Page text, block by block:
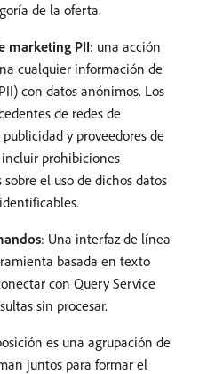
de la oferta.
marketing PII: una acción
cualquier información de
con datos anónimos. Los
de redes de
y proveedores de
prohibiciones
el uso de dichos datos
: Una interfaz de línea
basada en texto
con Query Service
sin procesar.
es una agrupación de
juntos para formar el